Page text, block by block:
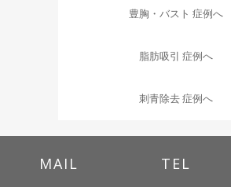
豊胸・バスト 症例へ
脂肪吸引 症例へ
刺青除去 症例へ
MAIL TEL